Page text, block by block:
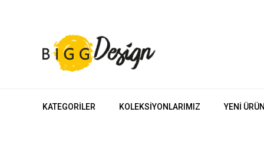
KATEGORILER KOLEKSIYONLARIMIZ YENI